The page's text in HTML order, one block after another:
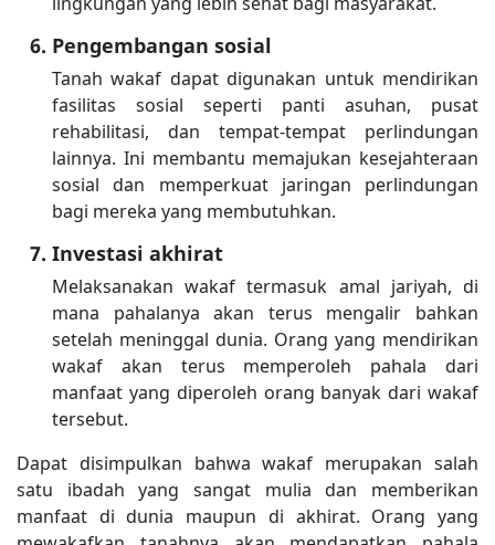
Pengembangan sosial
Tanah wakaf dapat digunakan untuk mendirikan
fasilitas sosial seperti panti asuhan, pusat
rehabilitasi, dan tempat-tempat perlindungan
lainnya. Ini membantu memajukan kesejahteraan
sosial dan memperkuat jaringan perlindungan
bagi mereka yang membutuhkan.
Investasi akhirat
Melaksanakan wakaf termasuk amal jariyah, di
mana pahalanya akan terus mengalir bahkan
setelah meninggal dunia. Orang yang mendirikan
wakaf akan terus memperoleh pahala dari
manfaat yang diperoleh orang banyak dari wakaf
tersebut.
Dapat disimpulkan bahwa wakaf merupakan salah
satu ibadah yang sangat mulia dan memberikan
manfaat di dunia maupun di akhirat. Orang yang